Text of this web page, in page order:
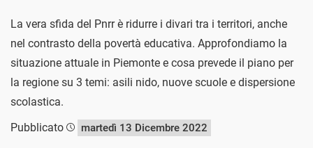
La vera sfida del Pnrr è ridurre i divari tra i territori, anche
nel contrasto della povertà educativa. Approfondiamo la
situazione attuale in Piemonte e cosa prevede il piano per
la regione su 3 temi: asili nido, nuove scuole e dispersione
scolastica.
Pubblicato
martedì 13 Dicembre 2022